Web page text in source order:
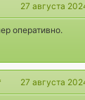
27 августа
оперативно.
27 августа